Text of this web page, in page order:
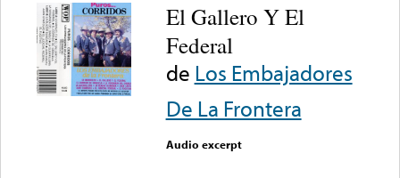
El Gallero Y El
Federal
de Los Embajadores
De La Frontera
Audio excerpt